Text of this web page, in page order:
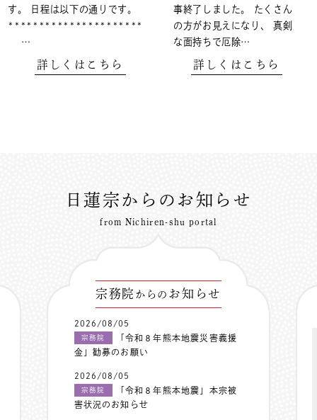
す。 日程は以下の通りです。
**********************
…
詳しくはこちら
事終了しました。 たくさん
の方がお見えになり、 真剣
な面持ちで厄除…
詳しくはこちら
日蓮宗からのお知らせ
from Nichiren-shu portal
宗務院 からの お知らせ
2026/08/05
宗務院
「令和８年熊本地震災害義援
金」勧募のお願い
2026/08/05
宗務院
「令和８年熊本地震」本宗被
害状況のお知らせ